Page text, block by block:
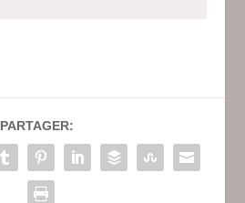
PARTAGER: